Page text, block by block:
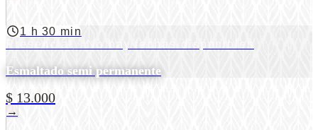
1 h 30 min
Esmaltado semi permanente
$ 13.000
→